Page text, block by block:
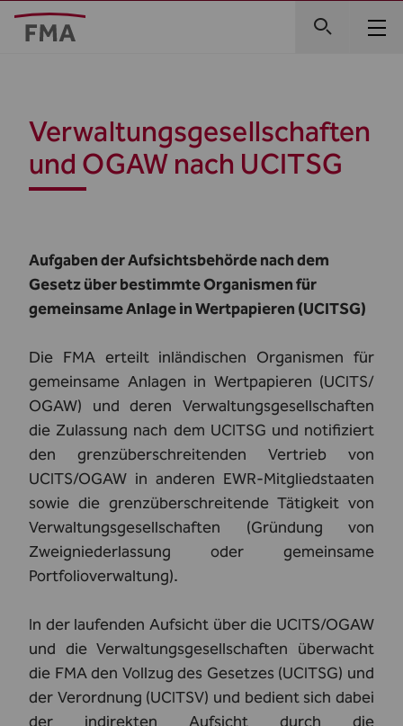
Verwaltungsgesellschaften
und OGAW nach UCITSG
Aufgaben der Aufsichtsbehörde nach dem
Gesetz über bestimmte Organismen für
gemeinsame Anlage in Wertpapieren (UCITSG)
Die FMA erteilt inländischen Organismen für
gemeinsame Anlagen in Wertpapieren (UCITS/
OGAW) und deren Verwaltungsgesellschaften
die Zulassung nach dem UCITSG und notifiziert
den grenzüberschreitenden Vertrieb von
UCITS/OGAW in anderen EWR-Mitgliedstaaten
sowie die grenzüberschreitende Tätigkeit von
Verwaltungsgesellschaften (Gründung von
Zweigniederlassung oder gemeinsame
Portfolioverwaltung).
In der laufenden Aufsicht über die UCITS/OGAW
und die Verwaltungsgesellschaften überwacht
die FMA den Vollzug des Gesetzes (UCITSG) und
der Verordnung (UCITSV) und bedient sich dabei
der indirekten Aufsicht durch die